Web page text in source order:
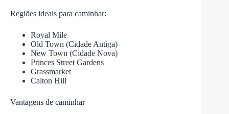
Regiões ideais para caminhar:
Royal Mile
Old Town (Cidade Antiga)
New Town (Cidade Nova)
Princes Street Gardens
Grassmarket
Calton Hill
Vantagens de caminhar